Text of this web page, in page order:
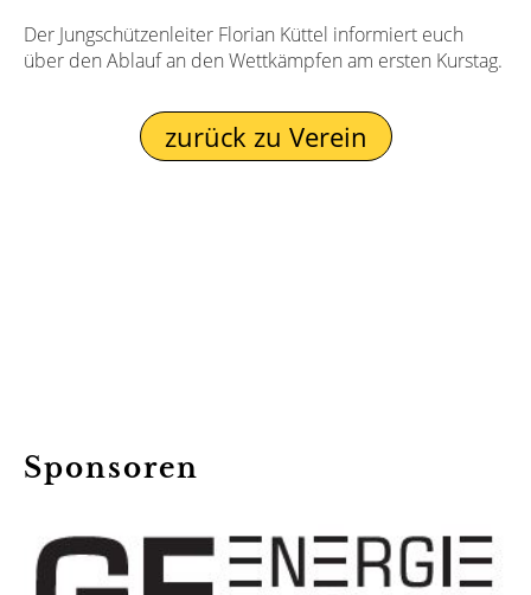
Der Jungschützenleiter Florian Küttel informiert euch
über den Ablauf an den Wettkämpfen am ersten Kurstag.
zurück zu Verein
Sponsoren